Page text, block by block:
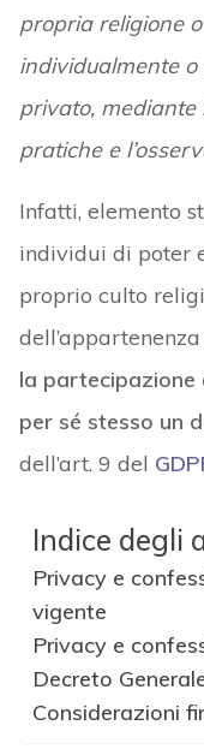
propria religione
individualmente
privato, mediante
pratiche e
Infatti, elemento
individui di poter
proprio culto
la partecipazione
per sé stesso un
dell’art. 9 del
Indice degli
Privacy e
vigente
Privacy e
Decreto
Considerazioni